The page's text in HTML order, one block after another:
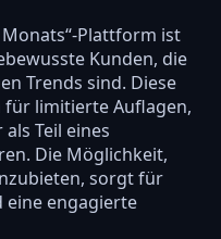
Plattform ist
Kunden, die
Trends sind. Diese
limitierte Auflagen,
Teil eines
Die Möglichkeit,
sorgt für
eine engagierte